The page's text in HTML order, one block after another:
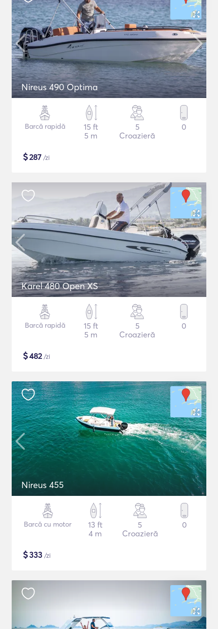
Nireus 490 Optima
Barcă rapidă
15 ft
5 m
5
Croazieră
0
$287 /zi
Karel 480 Open XS
Barcă rapidă
15 ft
5 m
5
Croazieră
0
$482/zi
Nireus 455
Barcă cu motor
13 ft
4 m
5
Croazieră
0
$333 /zi